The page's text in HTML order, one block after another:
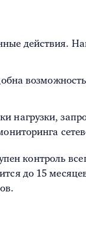
действия.
нагрузки,
контроль
до 15